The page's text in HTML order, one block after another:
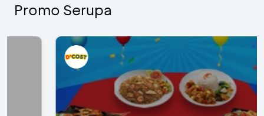
Promo Serupa